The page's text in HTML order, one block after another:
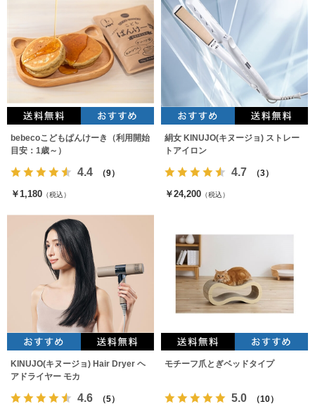
bebecoこどもぱんけーき（利用開始
目安：1歳～）
4.4 （9）
￥1,180 （税込）
絹女 KINUJO(キヌージョ) ストレー
トアイロン
4.7 （3）
￥24,200 （税込）
KINUJO(キヌージョ) Hair Dryer ヘ
アドライヤー モカ
4.6 （5）
モチーフ爪とぎベッドタイプ
5.0 （10）